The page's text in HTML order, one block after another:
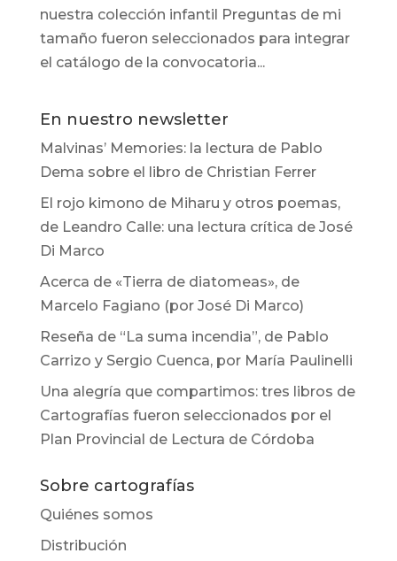
nuestra colección infantil Preguntas de mi
tamaño fueron seleccionados para integrar
el catálogo de la convocatoria...
En nuestro newsletter
Malvinas’ Memories: la lectura de Pablo
Dema sobre el libro de Christian Ferrer
El rojo kimono de Miharu y otros poemas,
de Leandro Calle: una lectura crítica de José
Di Marco
Acerca de «Tierra de diatomeas», de
Marcelo Fagiano (por José Di Marco)
Reseña de “La suma incendia”, de Pablo
Carrizo y Sergio Cuenca, por María Paulinelli
Una alegría que compartimos: tres libros de
Cartografías fueron seleccionados por el
Plan Provincial de Lectura de Córdoba
Sobre cartografías
Quiénes somos
Distribución